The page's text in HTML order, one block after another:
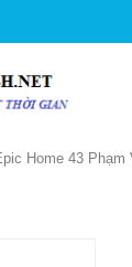
Home 43